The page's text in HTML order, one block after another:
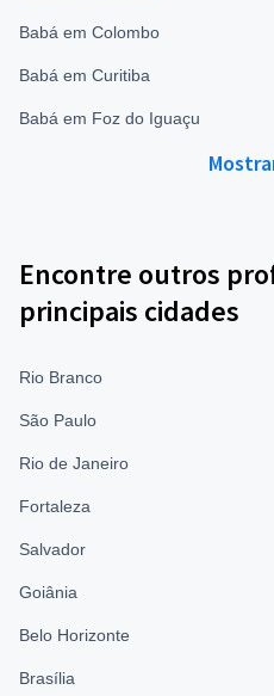
Babá em Colombo
Babá em Curitiba
Babá em Foz do Iguaçu
Encontre outros
principais cidades
Rio Branco
São Paulo
Rio de Janeiro
Fortaleza
Salvador
Goiânia
Belo Horizonte
Brasília